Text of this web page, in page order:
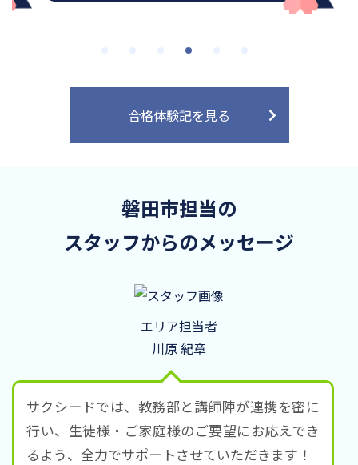
合格体験記を見る
磐田市担当の
スタッフからのメッセージ
エリア担当者
川原 紀章
サクシードでは、教務部と講師陣が連携を密に
行い、生徒様・ご家庭様のご要望にお応えでき
るよう、全力でサポートさせていただきます！